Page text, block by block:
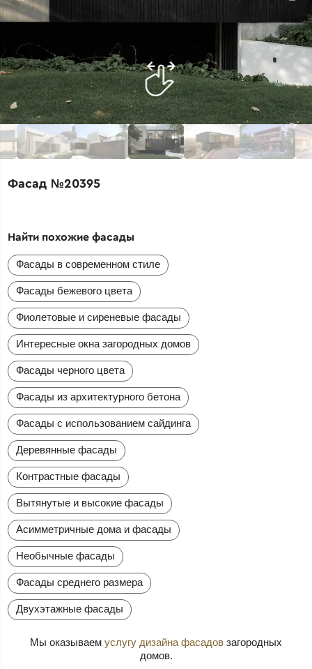
Фасад №20395
Найти похожие фасады
Фасады в современном стиле
Фасады бежевого цвета
Фиолетовые и сиреневые фасады
Интересные окна загородных домов
Фасады черного цвета
Фасады из архитектурного бетона
Фасады с использованием сайдинга
Деревянные фасады
Контрастные фасады
Вытянутые и высокие фасады
Асимметричные дома и фасады
Необычные фасады
Фасады среднего размера
Двухэтажные фасады
Мы оказываем услугу дизайна фасадов загородных
домов.